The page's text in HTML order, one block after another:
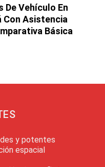
De Vehículo En
Con Asistencia
Básica
y potentes
espacial